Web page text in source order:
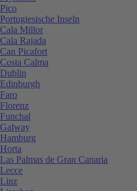
Pico
Portugiesische Inseln
Cala Millor
Cala Rajada
Can Picafort
Costa Calma
Dublin
Edinburgh
Faro
Florenz
Funchal
Galway
Hamburg
Horta
Las Palmas de Gran Canaria
Lecce
Linz